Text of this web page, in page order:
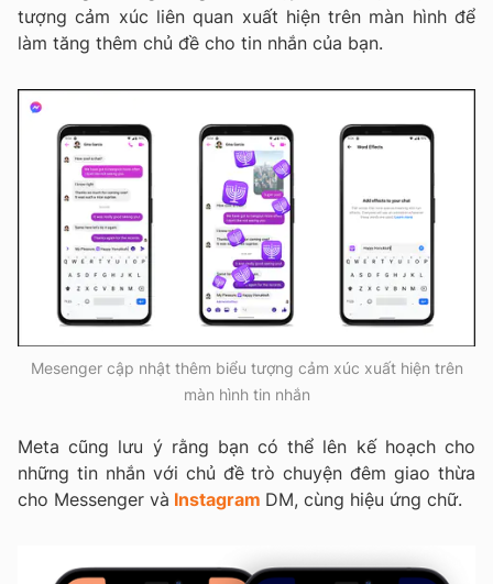
tượng cảm xúc liên quan xuất hiện trên màn hình để
làm tăng thêm chủ đề cho tin nhắn của bạn.
Mesenger cập nhật thêm biểu tượng cảm xúc xuất hiện trên
màn hình tin nhắn
Meta cũng lưu ý rằng bạn có thể lên kế hoạch cho
những tin nhắn với chủ đề trò chuyện đêm giao thừa
cho Messenger và Instagram DM, cùng hiệu ứng chữ.